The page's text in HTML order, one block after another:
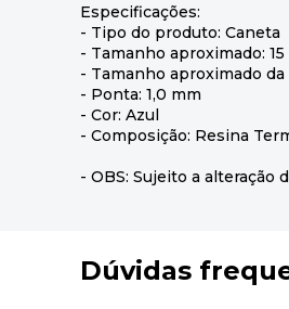
Especificações:
- Tipo do produto: Caneta
- Tamanho aproximado: 15
- Tamanho aproximado da
- Ponta: 1,0 mm
- Cor: Azul
- Composição: Resina
- OBS: Sujeito a alteração
Dúvidas